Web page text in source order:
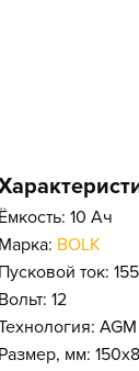
Ёмкость: 10 Ач
Марка: BOLK
Пусковой ток: 155
Вольт: 12
AGM
Размер, мм: